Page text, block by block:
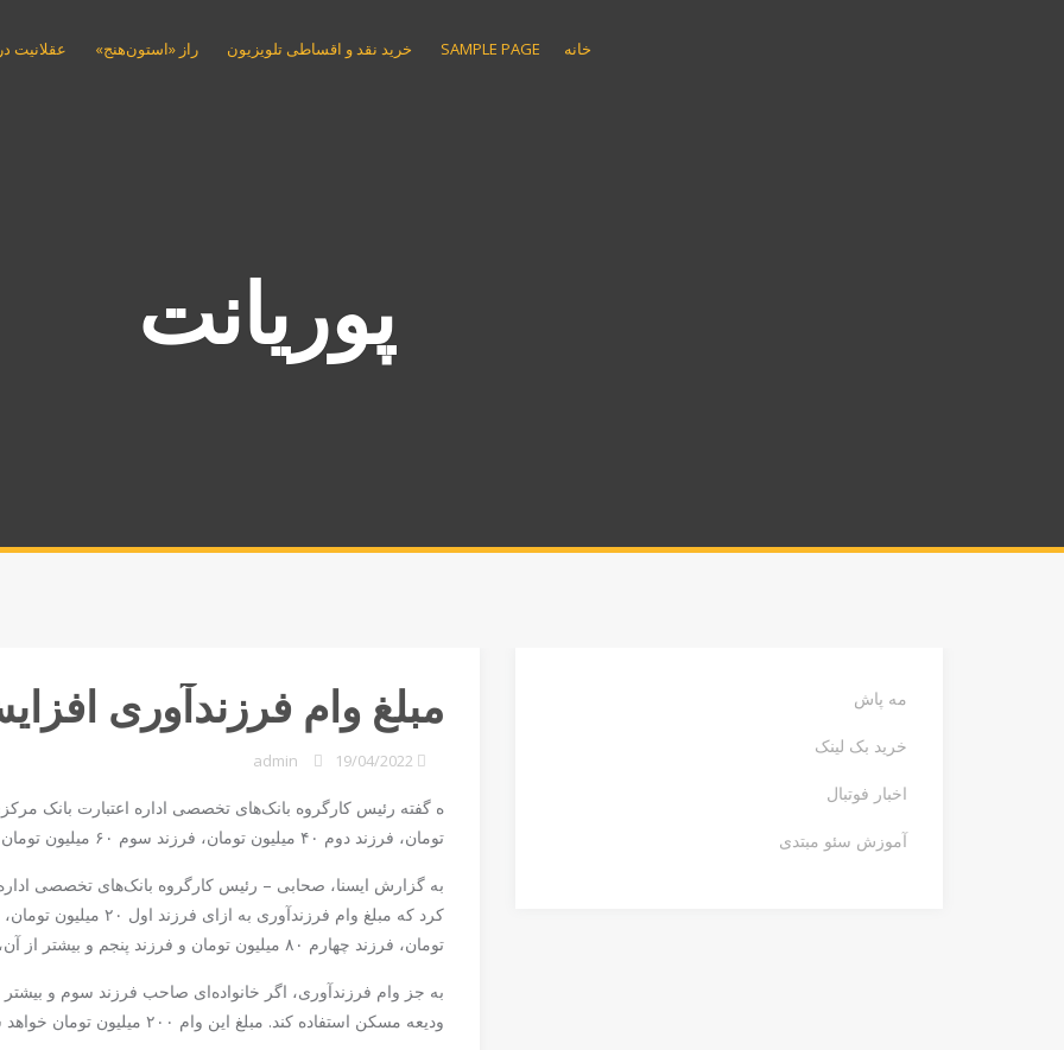
خانه SAMPLE PAGE خرید نقد و اقساطی تلویزیون راز «استون‌هنج» عقلانیت
پوریانت
مبلغ وام فرزندآوری
19/04/2022
admin
تومان، فرزند دوم ۴۰ میلیون تومان، فرزند سوم ۶۰ میلیون تومان خواهد بود.
به گزارش ایسنا، صحابی – رئیس کارگروه بانک‌های تخصصی
تومان، فرزند چهارم ۸۰ میلیون تومان و فرزند پنجم و بیشتر از آن، ۱۰۰ میلیون تومان است.
به جز وام فرزندآوری، اگر خانواده‌ای صاحب فرزند سوم و
ودیعه مسکن استفاده کند. مبلغ این وام ۲۰۰ میلیون تومان خواهد شد و زمان بازپرداخت آن ۲۰ سال است.
مه پاش
خرید بک لینک
اخبار فوتبال
آموزش سئو مبتدی